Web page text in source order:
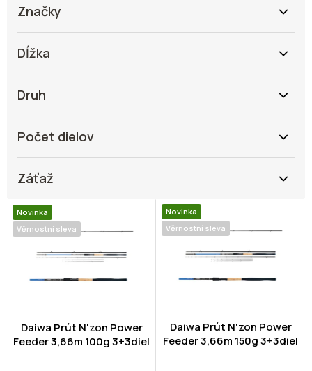
Značky
Dĺžka
Druh
Počet dielov
Záťaž
V
ý
p
u
Novinka
Věrnostní sleva
Daiwa Prút N'zon Power
Feeder 3,66m 100g 3+3diel
Novinka
Věrnostní sleva
Daiwa Prút N'zon Power
Feeder 3,66m 150g 3+3diel